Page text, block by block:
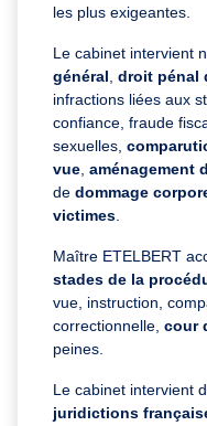
les plus exigeantes.
Le cabinet intervient
général, droit pénal
infractions liées aux
confiance, fraude
sexuelles,
vue, aménagement
de dommage
victimes.
Maître ETELBERT
stades de la
vue, instruction,
correctionnelle, cour
peines.
Le cabinet intervient
juridictions